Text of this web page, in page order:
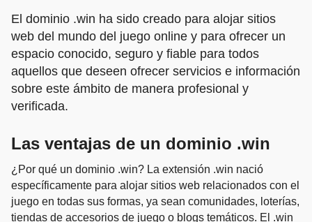
El dominio .win ha sido creado para alojar sitios
web del mundo del juego online y para ofrecer un
espacio conocido, seguro y fiable para todos
aquellos que deseen ofrecer servicios e información
sobre este ámbito de manera profesional y
verificada.
Las ventajas de un dominio .win
¿Por qué un dominio .win? La extensión .win nació
específicamente para alojar sitios web relacionados con el
juego en todas sus formas, ya sean comunidades, loterías,
tiendas de accesorios de juego o blogs temáticos. El .win